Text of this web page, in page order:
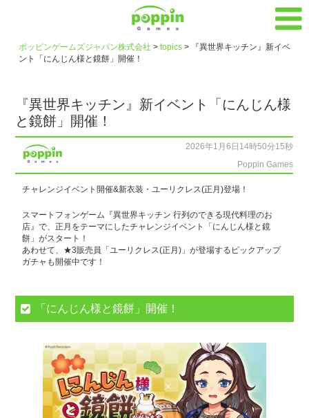
ポッピンゲームズジャパン株式会社 > topics>
『異世界キッチン』新イベ
ント「にんじん様と鏡餅」開催！
『異世界キッチン』新イベント「にんじん様
と鏡餅」開催！
2026年1月6日14時50分15秒
Poppin Games
チャレンジイベント開催&新衣装・ユーリクレス(正月)登場！
スマートフォンゲーム『異世界キッチン 行列のできる現代料理のお
店』で、正月をテーマにしたチャレンジイベント「にんじん様と鏡
餅」がスタート！
あわせて、★3販売員「ユーリクレス(正月)」が登場するピックアップ
ガチャも開催中です！
「にんじん様と鏡餅」開催！